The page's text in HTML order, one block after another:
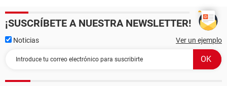
¡SUSCRÍBETE A NUESTRA NEWSLETTER!
Noticias Ver un ejemplo